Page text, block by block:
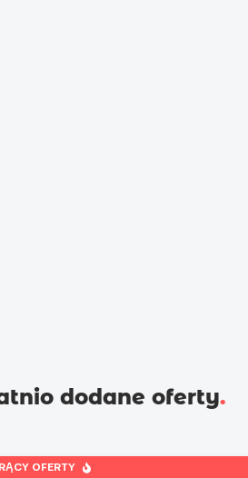
dodane oferty.
OFERTY